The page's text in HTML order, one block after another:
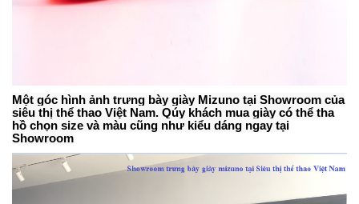
Một góc hình ảnh trưng bày giày Mizuno tại Showroom của
siêu thị thể thao Việt Nam. Qúy khách mua giày có thể tha
hồ chọn size và màu cũng như kiểu dáng ngay tại
Showroom